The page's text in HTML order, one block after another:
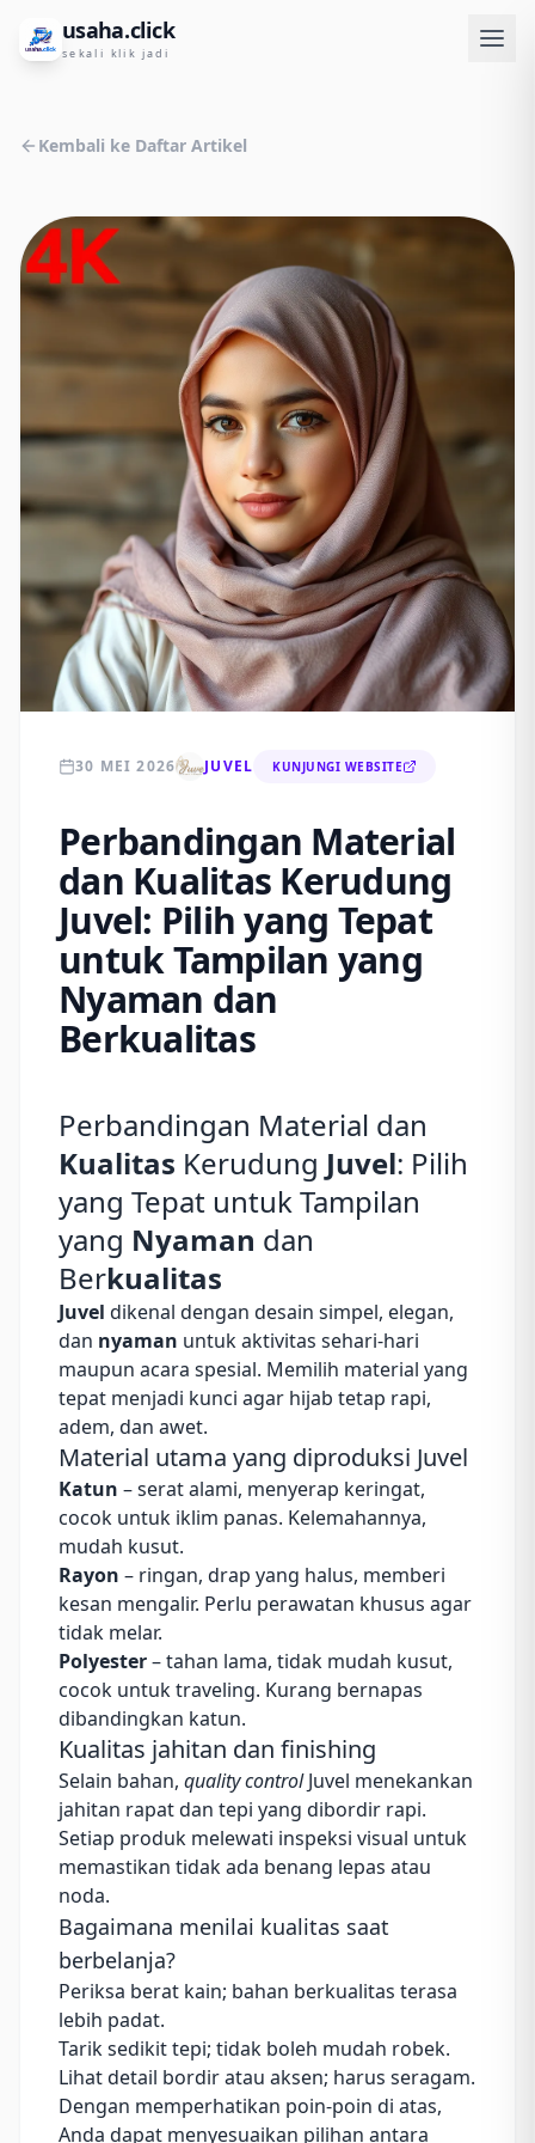
usaha.click
sekali klik jadi
Kembali ke Daftar Artikel
30 MEI 2026 JUVEL KUNJUNGI WEBSITE
Perbandingan Material
dan Kualitas Kerudung
Juvel: Pilih yang Tepat
untuk Tampilan yang
Nyaman dan
Berkualitas
Perbandingan Material dan
Kualitas Kerudung Juvel: Pilih
yang Tepat untuk Tampilan
yang Nyaman dan
Berkualitas
Juvel dikenal dengan desain simpel, elegan,
dan nyaman untuk aktivitas sehari‑hari
maupun acara spesial. Memilih material yang
tepat menjadi kunci agar hijab tetap rapi,
adem, dan awet.
Material utama yang diproduksi Juvel
Katun – serat alami, menyerap keringat,
cocok untuk iklim panas. Kelemahannya,
mudah kusut.
Rayon – ringan, drap yang halus, memberi
kesan mengalir. Perlu perawatan khusus agar
tidak melar.
Polyester– tahan lama, tidak mudah kusut,
cocok untuk traveling. Kurang bernapas
dibandingkan katun.
Kualitas jahitan dan finishing
Selain bahan, quality controlJuvel menekankan
jahitan rapat dan tepi yang dibordir rapi.
Setiap produk melewati inspeksi visual untuk
memastikan tidak ada benang lepas atau
noda.
Bagaimana menilai kualitas saat
berbelanja?
Periksa berat kain; bahan berkualitas terasa
lebih padat.
Tarik sedikit tepi; tidak boleh mudah robek.
Lihat detail bordir atau aksen; harus seragam.
Dengan memperhatikan poin‑poin di atas,
Anda dapat menyesuaikan pilihan antara